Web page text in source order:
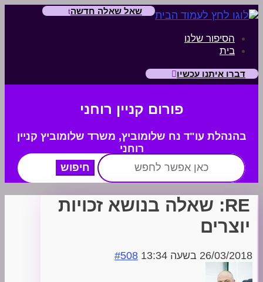
דברו איתנו עכשיו
שאל שאלה חדשה
הסיפור שלנו
בית
פורום קניין רוחני
בהנהלת עו"ד נח שלומוביץ, משרד שלומוביץ קניין
רוחני
חפש:
RE: שאלה בנושא זכויות
יוצרים
26/03/2018 בשעה 13:34 #508